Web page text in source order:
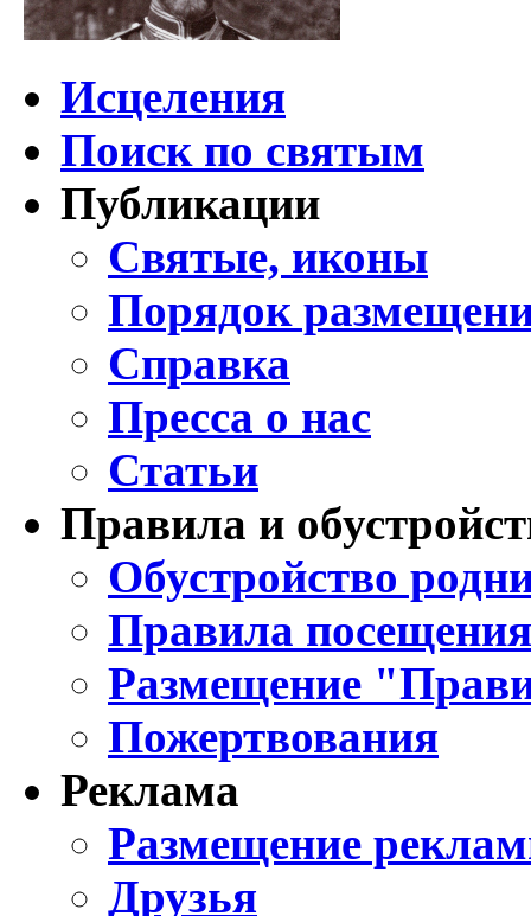
Исцеления
Поиск по святым
Публикации
Святые, иконы
Порядок
Справка
Пресса о нас
Статьи
Правила и
Обустройство
Правила
Размещение
Пожертвования
Реклама
Размещение
Друзья